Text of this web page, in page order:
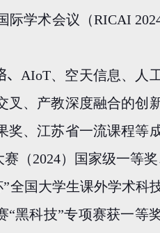
际学术会议（RICAI
AIoT、空天信息、人
叉、产教深度融合的创
奖、江苏省一流课程等
（2024）国家级一等
全国大学生课外学术科
“黑科技”专项赛获一等